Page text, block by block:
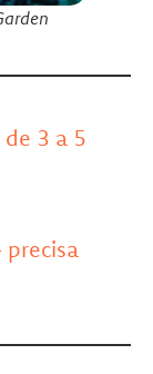
3 a 5
precisa